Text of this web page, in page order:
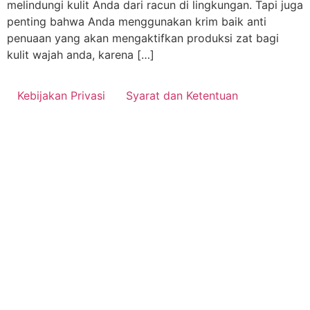
melindungi kulit Anda dari racun di lingkungan. Tapi juga
penting bahwa Anda menggunakan krim baik anti
penuaan yang akan mengaktifkan produksi zat bagi
kulit wajah anda, karena […]
Kebijakan Privasi Syarat dan Ketentuan